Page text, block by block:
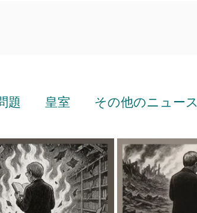
題 皇室 その他のニュース